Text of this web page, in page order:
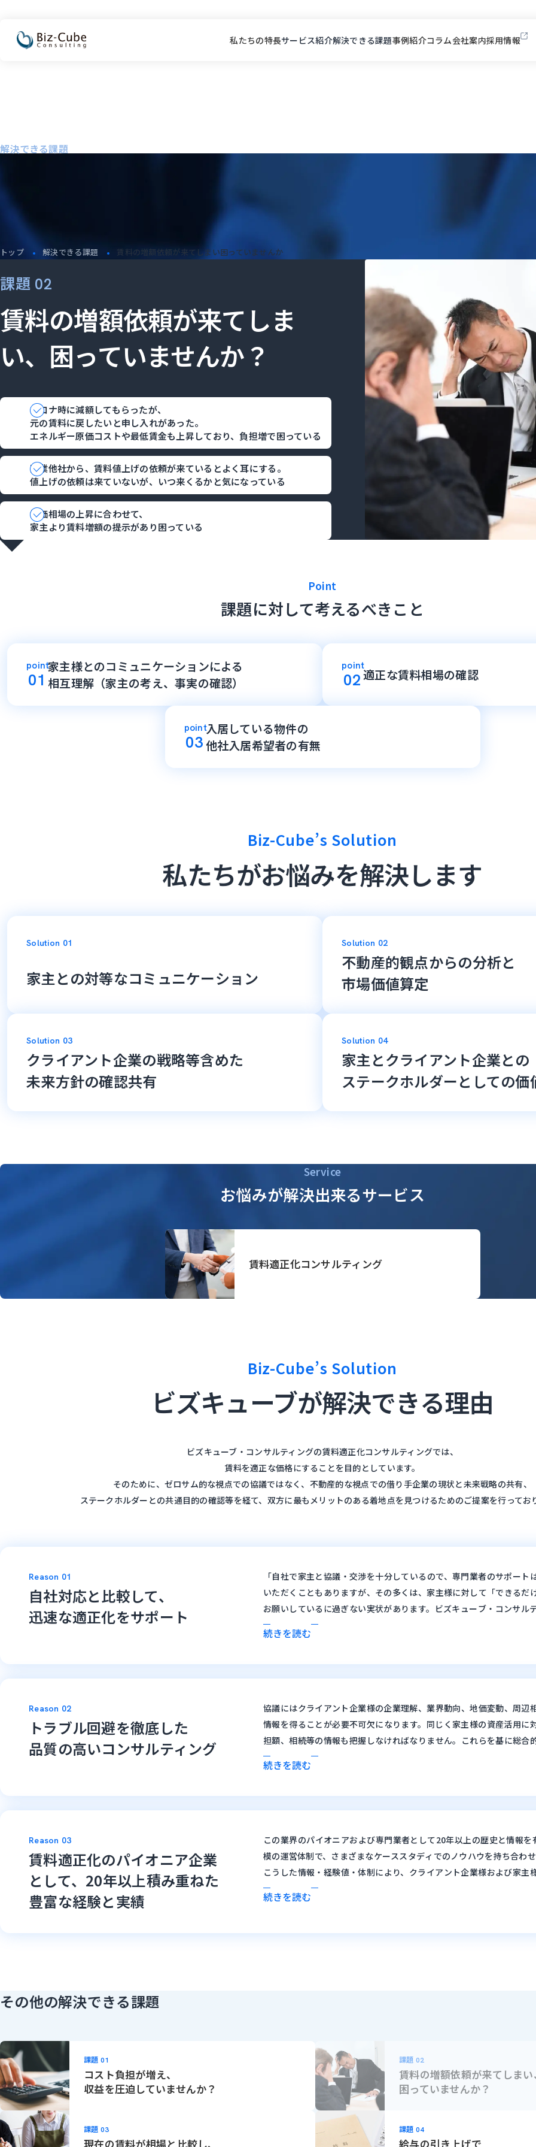
私たちの特長サービス紹介解決できる課題事例紹介コラム会社案内採用情報
解決できる課題
トップ 解決できる課題 賃料の増額依頼が来てしまい困っていませんか
課題 02
賃料の増額依頼が来てしま
い、困っていませんか？
コロナ時に減額してもらったが、
元の賃料に戻したいと申し入れがあった。
エネルギー原価コストや最低賃金も上昇しており、負担増で困っている
同業他社から、賃料値上げの依頼が来ているとよく耳にする。
値上げの依頼は来ていないが、いつ来くるかと気になっている
地価相場の上昇に合わせて、
家主より賃料増額の提示があり困っている
Point
課題に対して考えるべきこと
point
01
家主様とのコミュニケーションによる
相互理解（家主の考え、事実の確認）
point
02適正な賃料相場の確認
point
03
入居している物件の
他社入居希望者の有無
Biz-Cube’s Solution
私たちがお悩みを解決します
Solution 01
家主との対等なコミュニケーション
Solution 02
不動産的観点からの分析と
市場価値算定
Solution 03
クライアント企業の戦略等含めた
未来方針の確認共有
Solution 04
家主とクライアント企業との
ステークホルダーとしての価
Service
お悩みが解決出来るサービス
賃料適正化コンサルティング
Biz-Cube’s Solution
ビズキューブが解決できる理由
ビズキューブ・コンサルティングの賃料適正化コンサルティングでは、
賃料を適正な価格にすることを目的としています。
そのために、ゼロサム的な視点での協議ではなく、不動産的な視点での借り手企業の現状と未来戦略の共有、
ステークホルダーとの共通目的の確認等を経て、双方に最もメリットのある着地点を見つけるためのご提案を行ってお
Reason 01
自社対応と比較して、
迅速な適正化をサポート
「自社で家主と協議・交渉を十分しているので、専門業者のサポート
いただくこともありますが、その多くは、家主様に対して「できるだ
お願いしているに過ぎない実状があります。 ビズキューブ・コンサル
願い」ではなく、賃料適正化のプロフェッショナルとして、専門業者
と緻密なストーリーに基づきアプローチします。自社対応にかかる
続きを読む
Reason 02
トラブル回避を徹底した
品質の高いコンサルティング
協議にはクライアント企業様の企業理解、業界動向、地価変動、周辺
情報を得ることが必要不可欠になります。同じく家主様の資産活用に
担額、相続等の情報も把握しなければなりません。これらを基に総合
を進めてい
くことは、多くの経験とノウハウが必要であり、賃貸不動
専門業者である当社でないと難しい領域だと自負しております。
続きを読む
Reason 03
賃料適正化のパイオニア企業
として、20年以上積み重ねた
豊富な経験と実績
この業界のパイオニアおよび専門業者として20年以上の歴史と情報
模の運営体制で、さまざまなケーススタディでのノウハウを持ち合わ
こうした情報・経験値・体制により、クライアント企業様および家主
をいただいています。
続きを読む
その他の解決できる課題
課題 01
コスト負担が増え、
収益を圧迫していませんか？
課題 02
賃料の増額依頼が来てしま
困っていませんか？
課題 03
現在の賃料が相場と比較し、
課題 04
給与の引き上げで